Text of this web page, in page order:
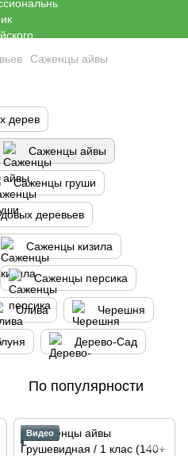
Саженцы айвы
дерев
Саженцы айвы
Саженцы груши
деревьев
Саженцы кизила
Саженцы персика
Слива Черешня
Дерево-Сад
По популярности
Видео